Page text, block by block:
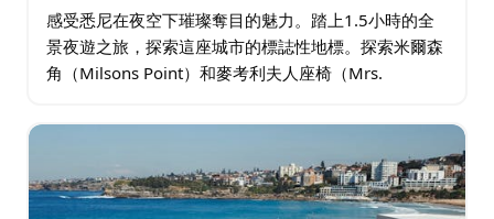
感受悉尼在夜空下璀璨奪目的魅力。踏上1.5小時的全
景夜遊之旅，探索這座城市的標誌性地標。探索米爾森
角（Milsons Point）和麥考利夫人座椅（Mrs.
的精彩講解。…